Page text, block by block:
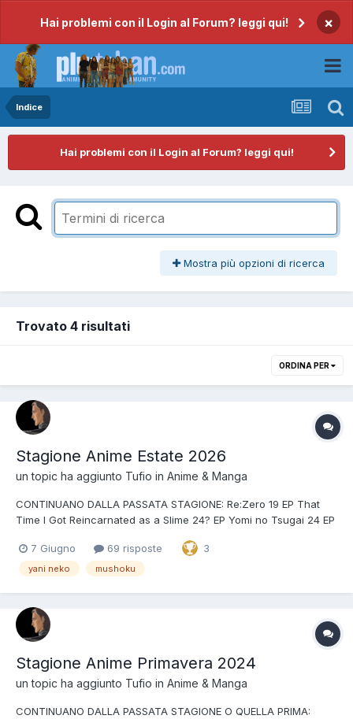
Hai problemi con il Login al Forum? leggi qui! ×
Indice
Hai problemi con il Login al Forum? leggi qui!
Mostra più opzioni di ricerca
Trovato 4 risultati
ORDINA PER
Stagione Anime Estate 2026
un topic ha aggiunto Tufio in Anime & Manga
CONTINUANO DALLA PASSATA STAGIONE: Re:Zero 19 EP That
Time I Got Reincarnated as a Slime 24? EP Yomi no Tsugai 24 EP
and a Witch MAO 24? EP The Drops of God 24 EP Kidou Keisatsu
Patlabor EZY 8 EP Onepiece/precure/poke...
7 Giugno 69 risposte 3
yani neko mushoku
Stagione Anime Primavera 2024
un topic ha aggiunto Tufio in Anime & Manga
CONTINUANO DALLA PASSATA STAGIONE O QUELLA PRIMA: